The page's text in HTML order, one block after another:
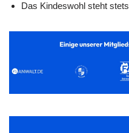
Das Kindeswohl steht